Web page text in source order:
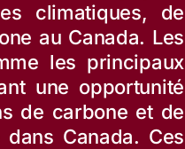
climatiques, de
au Canada. Les
les principaux
une opportunité
de carbone et de
Canada. Ces